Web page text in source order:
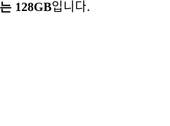
128GB입니다.